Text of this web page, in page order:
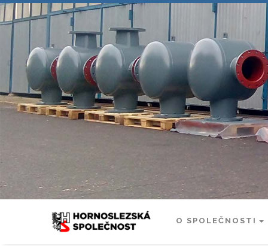
O SPOLEČNOSTI